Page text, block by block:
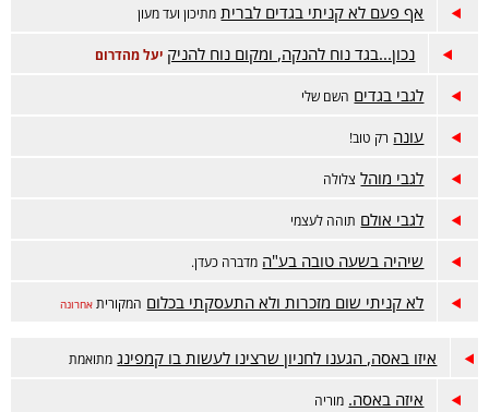
אף פעם לא קניתי בגדים לברית מתיכון ועד מעון
נכון...בגד נוח להנקה, ומקום נוח להניק יעל מהדרום
לגבי בגדים השם שלי
עונה רק טוב!
לגבי מוהל צלולה
לגבי אולם תוהה לעצמי
שיהיה בשעה טובה בע"ה מדברה כעדן.
לא קניתי שום מזכרות ולא התעסקתי בכלום המקורית אחרונה
איזו באסה, הגענו לחניון שרצינו לעשות בו קמפינג מתואמת
איזה באסה. מוריה